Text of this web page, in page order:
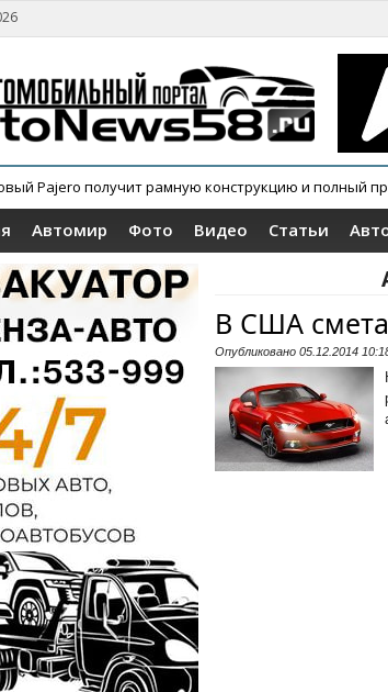
Pajero получит рамную конструкцию и полный
Автомир Фото Видео Статьи
В США
Опубликовано 05.12.2014